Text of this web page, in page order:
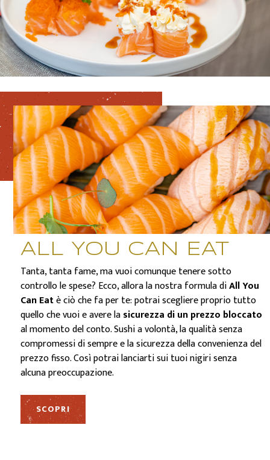
ALL YOU CAN EAT
Tanta, tanta fame, ma vuoi comunque tenere sotto
controllo le spese? Ecco, allora la nostra formula diAll You
Can Eatè ciò che fa per te: potrai scegliere proprio tutto
quello che vuoi e avere lasicurezza di un prezzo bloccato
al momento del conto. Sushi a volontà, la qualità senza
compromessi di sempre e la sicurezza della convenienza del
prezzo fisso. Così potrai lanciarti sui tuoi nigiri senza
alcuna preoccupazione.
SCOPRI